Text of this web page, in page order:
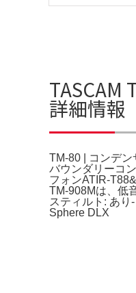
TASCAM
詳細情報
TM-80 | コンデ
バウンダリーコ
フォンATIR-
TM-908Mは、低
スティルト: あ
Sphere DLX